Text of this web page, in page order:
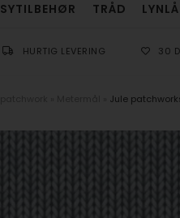
SYTILBEHØR TRÅD
HURTIG LEVERING 30
Jule